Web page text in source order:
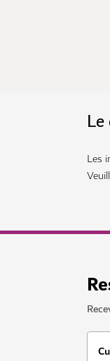
Les